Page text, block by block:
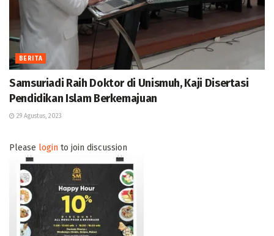
BERITA
Samsuriadi Raih Doktor di Unismuh, Kaji Disertasi
Pendidikan Islam Berkemajuan
29 Agustus, 2023
Please login to join discussion